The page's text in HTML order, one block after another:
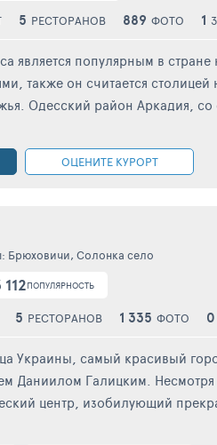
5 РЕСТОРАНОВ 889 ФОТО 1
является популярным в
также он считается
Одесский район Аркадия,
ОЦЕНИТЕ КУРОРТ
Брюховичи, Солонка село
112ПОПУЛЯРНОСТЬ
5 РЕСТОРАНОВ 1 335 ФОТО 0
Украины, самый красивый
Даниилом Галицким.
центр, изобилующий